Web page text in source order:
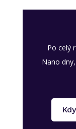
Po celý
Nano